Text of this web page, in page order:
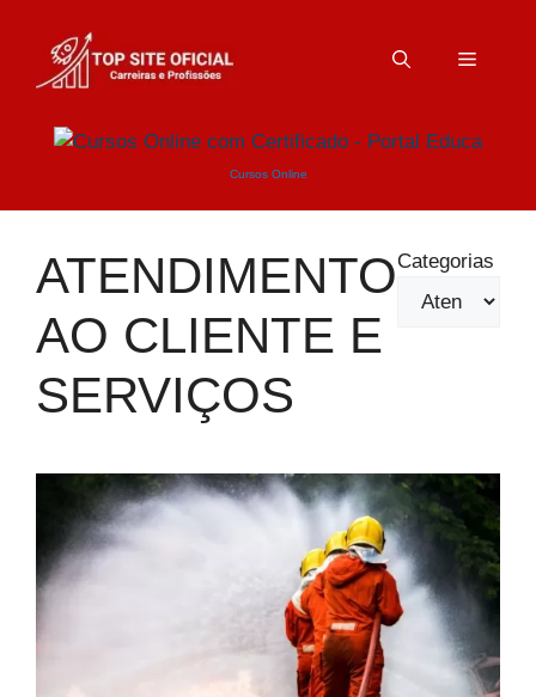
Menu
Cursos Online
ATENDIMENTO
AO CLIENTE E
SERVIÇOS
Categorias